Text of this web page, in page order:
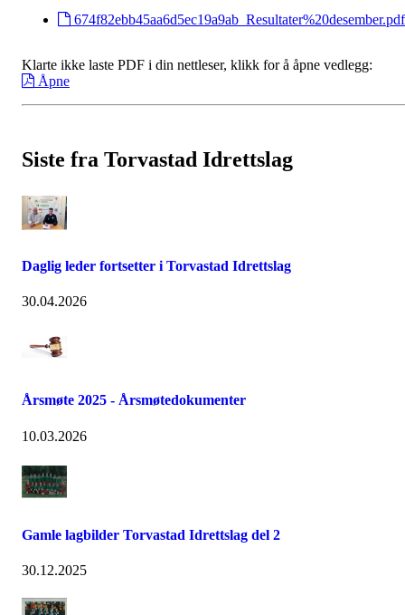
674f82ebb45aa6d5ec19a9ab_Resultater%20desember.pdf
Klarte ikke laste PDF i din nettleser, klikk for å åpne vedlegg:
Åpne
Siste fra Torvastad Idrettslag
Daglig leder fortsetter i Torvastad Idrettslag
30.04.2026
Årsmøte 2025 - Årsmøtedokumenter
10.03.2026
Gamle lagbilder Torvastad Idrettslag del 2
30.12.2025